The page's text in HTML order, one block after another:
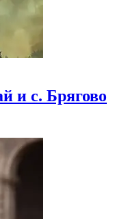
и с. Брягово